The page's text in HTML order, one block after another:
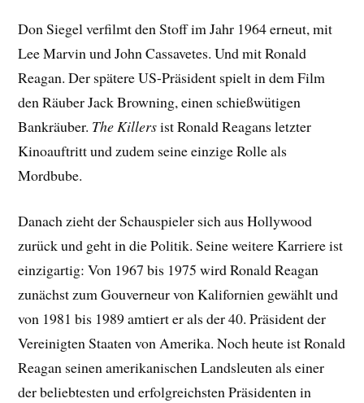
Don Siegel verfilmt den Stoff im Jahr 1964 erneut, mit
Lee Marvin und John Cassavetes. Und mit Ronald
Reagan. Der spätere US-Präsident spielt in dem Film
den Räuber Jack Browning, einen schießwütigen
Bankräuber. The Killersist Ronald Reagans letzter
Kinoauftritt und zudem seine einzige Rolle als
Mordbube.
Danach zieht der Schauspieler sich aus Hollywood
zurück und geht in die Politik. Seine weitere Karriere ist
einzigartig: Von 1967 bis 1975 wird Ronald Reagan
zunächst zum Gouverneur von Kalifornien gewählt und
von 1981 bis 1989 amtiert er als der 40. Präsident der
Vereinigten Staaten von Amerika. Noch heute ist Ronald
Reagan seinen amerikanischen Landsleuten als einer
der beliebtesten und erfolgreichsten Präsidenten in